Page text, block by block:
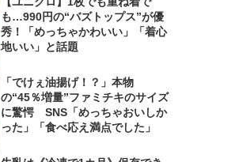
も…990円の“バズトップス”が優
秀！「めっちゃかわいい」「着心
地いい」と話題
「でけぇ油揚げ！？」本物
の“45％増量”ファミチキのサイズ
に驚愕 SNS「めっちゃおいしか
った」「食べ応え満点でした」